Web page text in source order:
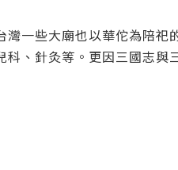
灣一些大廟也以華佗為陪
、針灸等。更因三國志與